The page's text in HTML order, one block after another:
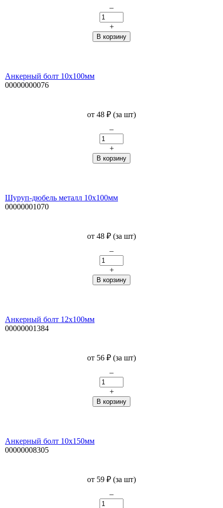
–
+
Анкерный болт 10х100мм
00000000076
от 48 ₽ (за шт)
–
+
Шуруп-дюбель металл 10х100мм
00000001070
от 48 ₽ (за шт)
–
+
Анкерный болт 12х100мм
00000001384
от 56 ₽ (за шт)
–
+
Анкерный болт 10х150мм
00000008305
от 59 ₽ (за шт)
–